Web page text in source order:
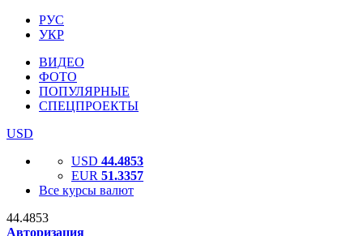
РУС
УКР
ВИДЕО
ФОТО
ПОПУЛЯРНЫЕ
СПЕЦПРОЕКТЫ
USD
USD 44.4853
EUR 51.3357
Все курсы валют
44.4853
Авторизация